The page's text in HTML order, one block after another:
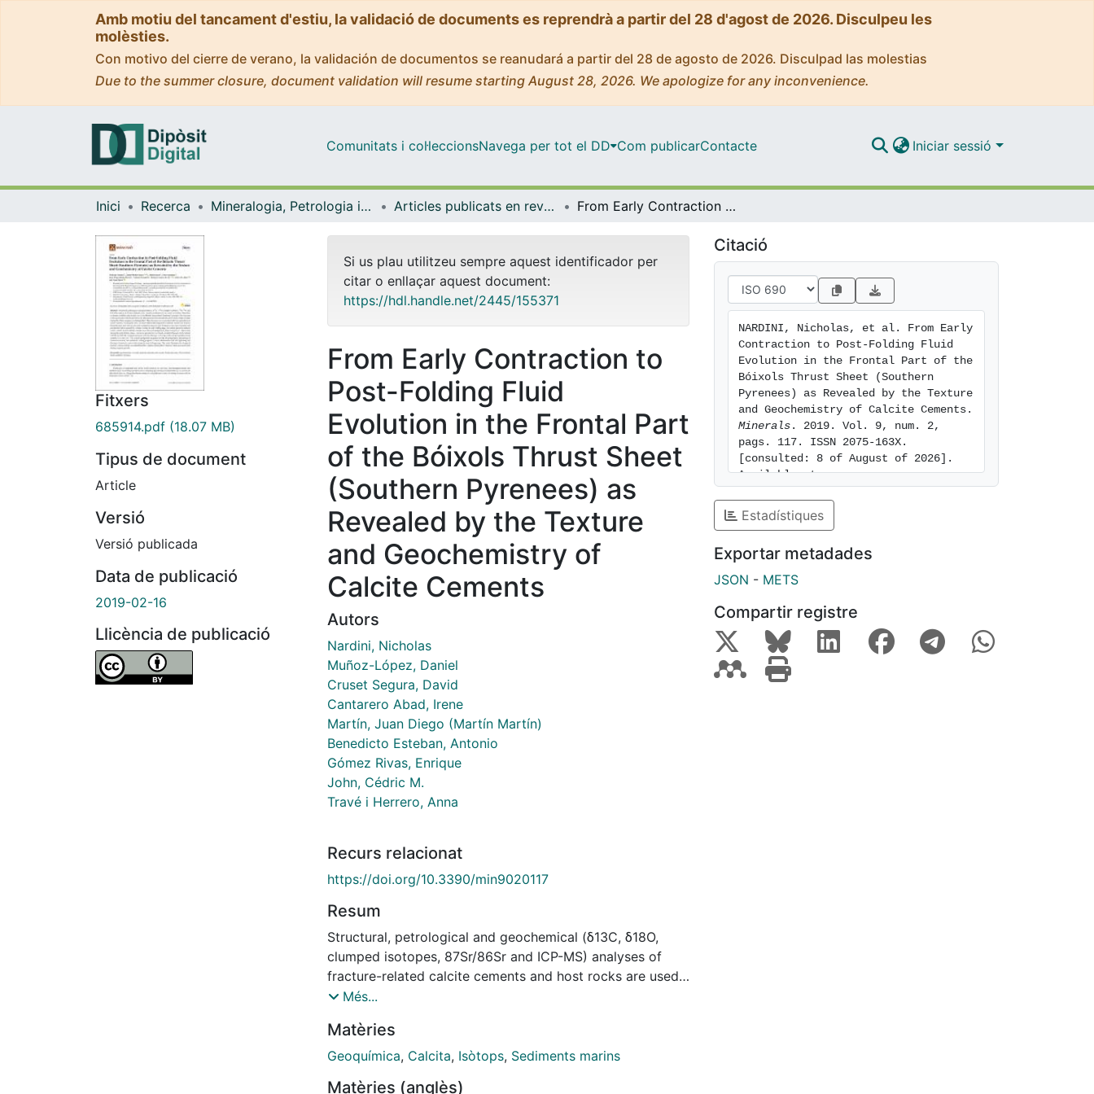
Amb motiu del tancament d'estiu, la validació de documents es reprendrà a partir del 28 d'agost de 2026. Disculpeu les
molèsties.
Con motivo del cierre de verano, la validación de documentos se reanudará a partir del 28 de agosto de 2026. Disculpad las molestias
Due to the summer closure, document validation will resume starting August 28, 2026. We apologize for any inconvenience.
Comunitats i col·leccionsNavega per tot el DD Com publicarContacte Iniciar sessió
Inici Recerca Mineralogia, Petrologia i Geologia Aplicada Articles publicats en revistes (Mineralogia, Petrologia i Geologia Aplicada) From Early Contraction to Post-Folding Fluid Evolution in the Frontal Part of the Bóixols Thrust Sheet (Southern Pyrenees) as Revealed by the Texture and Geochemistry of Calcite Cements
Fitxers
685914.pdf (18.07 MB)
Tipus de document
Article
Versió
Versió publicada
Data de publicació
2019-02-16
Llicència de publicació
Si us plau utilitzeu sempre aquest identificador per
citar o enllaçar aquest document:
https://hdl.handle.net/2445/155371
From Early Contraction to
Post-Folding Fluid
Evolution in the Frontal Part
of the Bóixols Thrust Sheet
(Southern Pyrenees) as
Revealed by the Texture
and Geochemistry of
Calcite Cements
Autors
Nardini, Nicholas
Muñoz-López, Daniel
Cruset Segura, David
Cantarero Abad, Irene
Martín, Juan Diego (Martín Martín)
Benedicto Esteban, Antonio
Gómez Rivas, Enrique
John, Cédric M.
Travé i Herrero, Anna
Recurs relacionat
https://doi.org/10.3390/min9020117
Resum
Structural, petrological and geochemical (δ13C, δ18O,
clumped isotopes, 87Sr/86Sr and ICP-MS) analyses of
fracture-related calcite cements and host rocks are used
to establish a fluid-flow evolution model for the frontal
fracture events associated with the growth of the thrust-
related Bóixols anticline and Coll de Nargó syncline during
Més...
Matèries
Geoquímica, Calcita, Isòtops, Sediments marins
Matèries (anglès)
Citació
NARDINI, Nicholas, et al. From Early
Contraction to Post-Folding Fluid
Evolution in the Frontal Part of the
Bóixols Thrust Sheet (Southern
Pyrenees) as Revealed by the Texture
Minerals . 2019. Vol. 9, num. 2,
pags. 117. ISSN 2075-163X.
[consulted: 8 of August of 2026].
Available at:
Estadístiques
Exportar metadades
JSON - METS
Compartir registre